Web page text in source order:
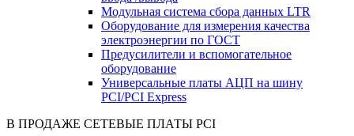
Модульная система сбора данных LTR
Оборудование для измерения качества
электроэнергии по ГОСТ
Предусилители и вспомогательное
оборудование
Универсальные платы АЦП на шину
PCI/PCI Express
В ПРОДАЖЕ СЕТЕВЫЕ ПЛАТЫ PCI